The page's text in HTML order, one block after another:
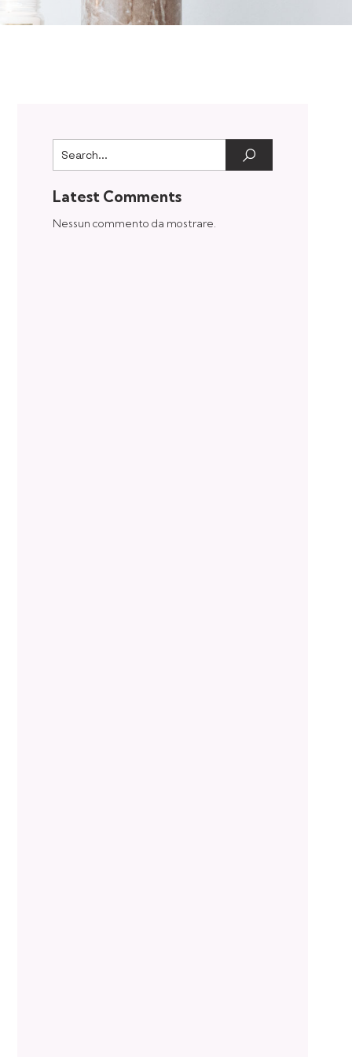
Latest Comments
Nessun commento da mostrare.